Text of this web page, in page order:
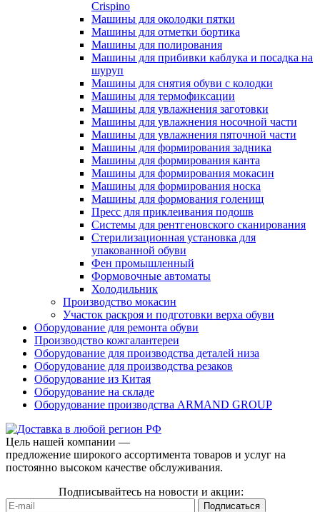
Crispino
Машины для околодки пятки
Машины для отметки бортика
Машины для полирования
Машины для прибивки каблука и посадка на
шуруп
Машины для снятия обуви с колодки
Машины для термофиксации
Машины для увлажнения заготовки
Машины для увлажнения носочной части
Машины для увлажнения пяточной части
Машины для формирования задника
Машины для формирования канта
Машины для формирования мокасин
Машины для формирования носка
Машины для формования голенищ
Пресс для приклеивания подошв
Системы для рентгеновского сканирования
Стерилизационная установка для
упакованной обуви
Фен промышленный
Формовочные автоматы
Холодильник
Производство мокасин
Участок раскроя и подготовки верха обуви
Оборудование для ремонта обуви
Производство кожгалантереи
Оборудование для производства деталей низа
Оборудование для производства резаков
Оборудование из Китая
Оборудование на складе
Оборудование производства ARMAND GROUP
Цель нашей компании —
предложение широкого ассортимента товаров и услуг на
постоянно высоком качестве обслуживания.
Подписывайтесь на новости и акции: